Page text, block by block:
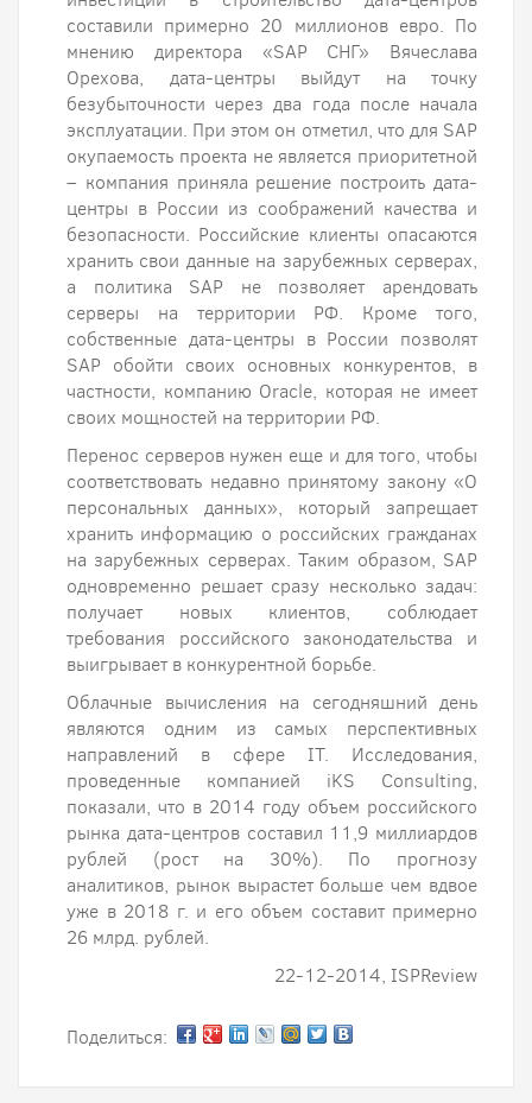
составили примерно 20 миллионов евро. По
мнению директора «SAP СНГ» Вячеслава
Орехова, дата-центры выйдут на точку
безубыточности через два года после начала
эксплуатации. При этом он отметил, что для SAP
окупаемость проекта не является приоритетной
– компания приняла решение построить дата-
центры в России из соображений качества и
безопасности. Российские клиенты опасаются
хранить свои данные на зарубежных серверах,
а политика SAP не позволяет арендовать
серверы на территории РФ. Кроме того,
собственные дата-центры в России позволят
SAP обойти своих основных конкурентов, в
частности, компанию Oracle, которая не имеет
своих мощностей на территории РФ.
Перенос серверов нужен еще и для того, чтобы
соответствовать недавно принятому закону «О
персональных данных», который запрещает
хранить информацию о российских гражданах
на зарубежных серверах. Таким образом, SAP
одновременно решает сразу несколько задач:
получает новых клиентов, соблюдает
требования российского законодательства и
выигрывает в конкурентной борьбе.
Облачные вычисления на сегодняшний день
являются одним из самых перспективных
направлений в сфере IT. Исследования,
проведенные компанией iKS Consulting,
показали, что в 2014 году объем российского
рынка дата-центров составил 11,9 миллиардов
рублей (рост на 30%). По прогнозу
аналитиков, рынок вырастет больше чем вдвое
уже в 2018 г. и его объем составит примерно
26 млрд. рублей.
22-12-2014, ISPReview
Поделиться: